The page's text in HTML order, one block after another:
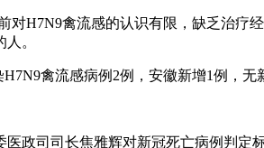
对H7N9禽流感的认识有限，缺乏治
。
禽流感病例2例，安徽新增1例，无
政司司长焦雅辉对新冠死亡病例判